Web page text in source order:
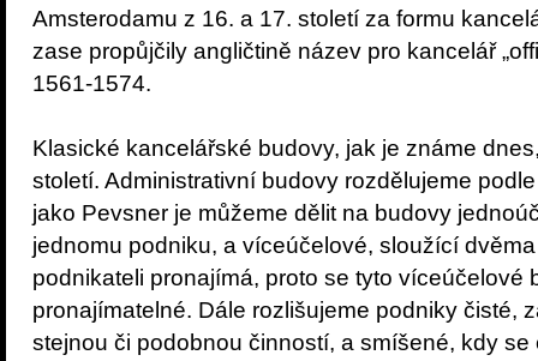
Amsterodamu z 16. a 17. století za formu
zase propůjčily angličtině název pro kancelář
1561-1574.
Klasické kancelářské budovy, jak je známe
století. Administrativní budovy rozdělujeme
jako Pevsner je můžeme dělit na budovy
jednomu podniku, a víceúčelové, sloužící
podnikateli pronajímá, proto se tyto víceúčelové
pronajímatelné. Dále rozlišujeme podniky čisté,
stejnou či podobnou činností, a smíšené, kdy